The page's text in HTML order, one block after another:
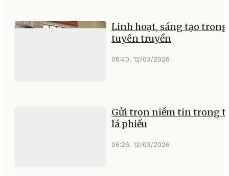
Linh hoạt, sáng tạo trong
tuyên truyền
06:40, 12/03/2026
Gửi trọn niềm tin trong
lá phiếu
06:26, 12/03/2026